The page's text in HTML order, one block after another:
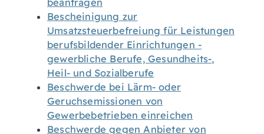
beantragen
Bescheinigung zur
Umsatzsteuerbefreiung für Leistungen
berufsbildender Einrichtungen -
gewerbliche Berufe, Gesundheits-,
Heil- und Sozialberufe
Beschwerde bei Lärm- oder
Geruchsemissionen von
Gewerbebetrieben einreichen
Beschwerde gegen Anbieter von